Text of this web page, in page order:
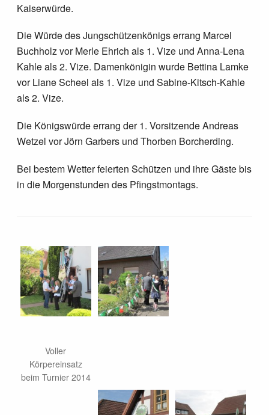
Kaiserwürde.
Die Würde des Jungschützenkönigs errang Marcel
Buchholz vor Merle Ehrich als 1. Vize und Anna-Lena
Kahle als 2. Vize. Damenkönigin wurde Bettina Lamke
vor Liane Scheel als 1. Vize und Sabine-Kitsch-Kahle
als 2. Vize.
Die Königswürde errang der 1. Vorsitzende Andreas
Wetzel vor Jörn Garbers und Thorben Borcherding.
Bei bestem Wetter feierten Schützen und ihre Gäste bis
in die Morgenstunden des Pfingstmontags.
Voller
Körpereinsatz
beim Turnier 2014